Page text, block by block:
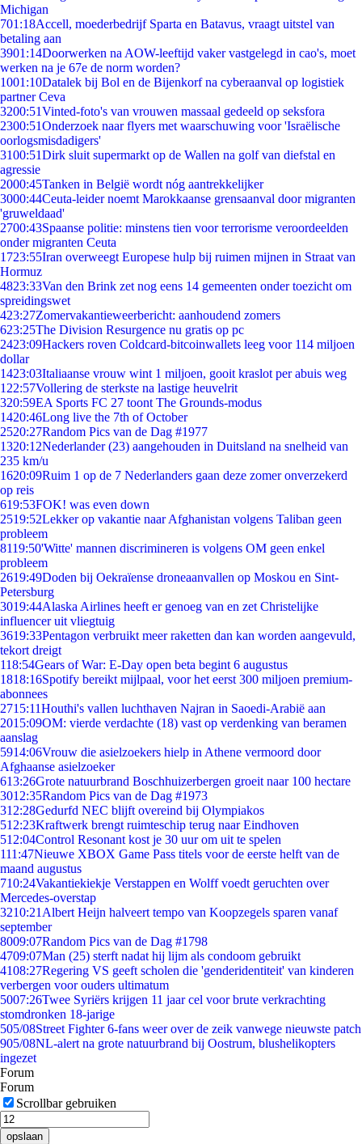
Michigan
701:18Accell, moederbedrijf Sparta en Batavus, vraagt uitstel van
betaling aan
3901:14Doorwerken na AOW-leeftijd vaker vastgelegd in cao's, moet
werken na je 67e de norm worden?
1001:10Datalek bij Bol en de Bijenkorf na cyberaanval op logistiek
partner Ceva
3200:51Vinted-foto's van vrouwen massaal gedeeld op seksfora
2300:51Onderzoek naar flyers met waarschuwing voor 'Israëlische
oorlogsmisdadigers'
3100:51Dirk sluit supermarkt op de Wallen na golf van diefstal en
agressie
2000:45Tanken in België wordt nóg aantrekkelijker
3000:44Ceuta-leider noemt Marokkaanse grensaanval door migranten
'gruweldaad'
2700:43Spaanse politie: minstens tien voor terrorisme veroordeelden
onder migranten Ceuta
1723:55Iran overweegt Europese hulp bij ruimen mijnen in Straat van
Hormuz
4823:33Van den Brink zet nog eens 14 gemeenten onder toezicht om
spreidingswet
423:27Zomervakantieweerbericht: aanhoudend zomers
623:25The Division Resurgence nu gratis op pc
2423:09Hackers roven Coldcard-bitcoinwallets leeg voor 114 miljoen
dollar
1423:03Italiaanse vrouw wint 1 miljoen, gooit kraslot per abuis weg
1 22:57Vollering de sterkste na lastige heuvelrit
320:59EA Sports FC 27 toont The Grounds-modus
1420:46Long live the 7th of October
2520:27Random Pics van de Dag #1977
1320:12Nederlander (23) aangehouden in Duitsland na snelheid van
235 km/u
1620:09Ruim 1 op de 7 Nederlanders gaan deze zomer onverzekerd
op reis
619:53FOK! was even down
2519:52Lekker op vakantie naar Afghanistan volgens Taliban geen
probleem
8119:50'Witte' mannen discrimineren is volgens OM geen enkel
probleem
2619:49Doden bij Oekraïense droneaanvallen op Moskou en Sint-
Petersburg
3019:44Alaska Airlines heeft er genoeg van en zet Christelijke
influencer uit vliegtuig
3619:33Pentagon verbruikt meer raketten dan kan worden aangevuld,
tekort dreigt
118:54Gears of War: E-Day open beta begint 6 augustus
1818:16Spotify bereikt mijlpaal, voor het eerst 300 miljoen premium-
abonnees
2715:11Houthi's vallen luchthaven Najran in Saoedi-Arabië aan
2015:09OM: vierde verdachte (18) vast op verdenking van beramen
aanslag
5914:06Vrouw die asielzoekers hielp in Athene vermoord door
Afghaanse asielzoeker
613:26Grote natuurbrand Boschhuizerbergen groeit naar 100 hectare
3012:35Random Pics van de Dag #1973
312:28Gedurfd NEC blijft overeind bij Olympiakos
512:23Kraftwerk brengt ruimteschip terug naar Eindhoven
512:04Control Resonant kost je 30 uur om uit te spelen
111:47Nieuwe XBOX Game Pass titels voor de eerste helft van de
maand augustus
710:24Vakantiekiekje Verstappen en Wolff voedt geruchten over
Mercedes-overstap
3210:21 Albert Heijn halveert tempo van Koopzegels sparen vanaf
september
8009:07Random Pics van de Dag #1798
4709:07Man (25) sterft nadat hij lijm als condoom gebruikt
4108:27Regering VS geeft scholen die 'genderidentiteit' van kinderen
verbergen voor ouders ultimatum
5007:26Twee Syriërs krijgen 11 jaar cel voor brute verkrachting
stomdronken 18-jarige
505/08Street Fighter 6-fans weer over de zeik vanwege nieuwste patch
905/08NL-alert na grote natuurbrand bij Oostrum, blushelikopters
ingezet
Forum
Forum
Scrollbar gebruiken
opslaan